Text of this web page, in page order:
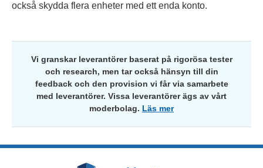
också skydda flera enheter med ett enda konto.
Vi granskar leverantörer baserat på rigorösa tester
och research, men tar också hänsyn till din
feedback och den provision vi får via samarbete
med leverantörer. Vissa leverantörer ägs av vårt
moderbolag. Läs mer